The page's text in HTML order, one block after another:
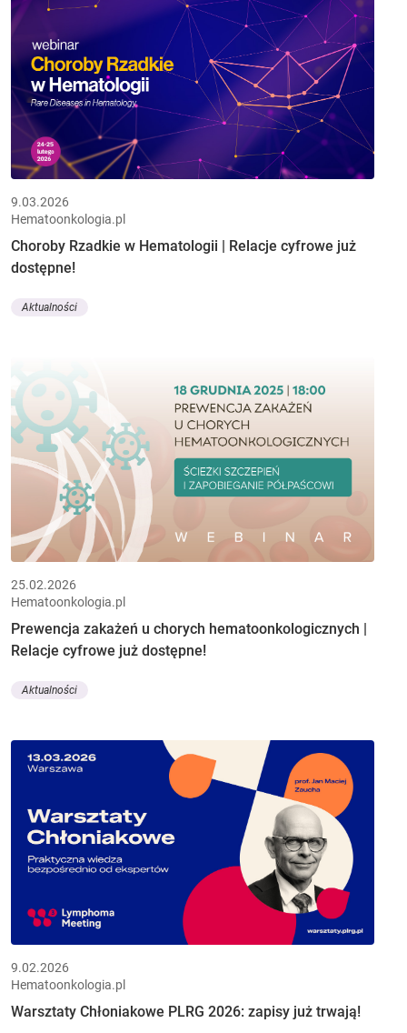
9.03.2026
Hematoonkologia.pl
Choroby Rzadkie w Hematologii | Relacje cyfrowe już
dostępne!
Aktualności
25.02.2026
Hematoonkologia.pl
Prewencja zakażeń u chorych hematoonkologicznych |
Relacje cyfrowe już dostępne!
Aktualności
9.02.2026
Hematoonkologia.pl
Warsztaty Chłoniakowe PLRG 2026: zapisy już trwają!